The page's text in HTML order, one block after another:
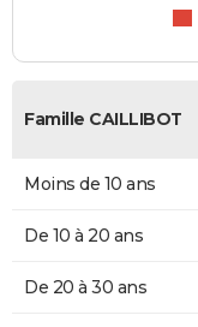
Famille CAILLIBOT
Moins de 10 ans
De 10 à 20 ans
De 20 à 30 ans